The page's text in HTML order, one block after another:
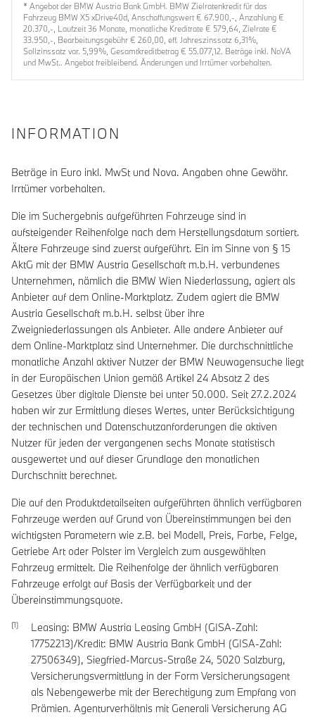
* Angebot der BMW Austria Bank GmbH. BMW Zielratenkredit für das
Fahrzeug BMW X5 xDrive40d, Anschaffungswert € 67.900,-, Anzahlung €
20.370,-, Laufzeit 36 Monate, monatliche Kreditrate € 579,64, Zielrate €
33.950,-, Bearbeitungsgebühr € 260,00, eff. Jahreszinssatz 6,31%,
Sollzinssatz var. 5,99%, Gesamtkreditbetrag € 55.077,12. Beträge inkl. NoVA
und MwSt.. Angebot freibleibend. Änderungen und Irrtümer vorbehalten.
INFORMATION
Beträge in Euro inkl. MwSt und Nova. Angaben ohne Gewähr.
Irrtümer vorbehalten.
Die im Suchergebnis aufgeführten Fahrzeuge sind in
aufsteigender Reihenfolge nach dem Herstellungsdatum sortiert.
Ältere Fahrzeuge sind zuerst aufgeführt. Ein im Sinne von § 15
AktG mit der BMW Austria Gesellschaft m.b.H. verbundenes
Unternehmen, nämlich die BMW Wien Niederlassung, agiert als
Anbieter auf dem Online-Marktplatz. Zudem agiert die BMW
Austria Gesellschaft m.b.H. selbst über ihre
Zweigniederlassungen als Anbieter. Alle andere Anbieter auf
dem Online-Marktplatz sind Unternehmer. Die durchschnittliche
monatliche Anzahl aktiver Nutzer der BMW Neuwagensuche liegt
in der Europäischen Union gemäß Artikel 24 Absatz 2 des
Gesetzes über digitale Dienste bei unter 50.000. Seit 27.2.2024
haben wir zur Ermittlung dieses Wertes, unter Berücksichtigung
der technischen und Datenschutzanforderungen die aktiven
Nutzer für jeden der vergangenen sechs Monate statistisch
ausgewertet und auf dieser Grundlage den monatlichen
Durchschnitt berechnet.
Die auf den Produktdetailseiten aufgeführten ähnlich verfügbaren
Fahrzeuge werden auf Grund von Übereinstimmungen bei den
wichtigsten Parametern wie z.B. bei Modell, Preis, Farbe, Felge,
Getriebe Art oder Polster im Vergleich zum ausgewählten
Fahrzeug ermittelt. Die Reihenfolge der ähnlich verfügbaren
Fahrzeuge erfolgt auf Basis der Verfügbarkeit und der
Übereinstimmungsquote.
Leasing: BMW Austria Leasing GmbH (GISA-Zahl:
17752213)/Kredit: BMW Austria Bank GmbH (GISA-Zahl:
27506349), Siegfried-Marcus-Straße 24, 5020 Salzburg,
Versicherungsvermittlung in der Form Versicherungsagent
als Nebengewerbe mit der Berechtigung zum Empfang von
Prämien. Agenturverhältnis mit Generali Versicherung AG